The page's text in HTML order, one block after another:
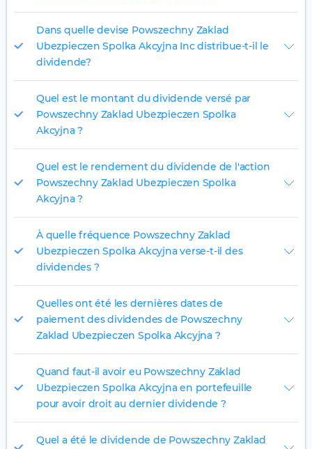
Dans quelle devise Powszechny Zaklad
Ubezpieczen Spolka Akcyjna Inc distribue-t-il le
dividende?
Quel est le montant du dividende versé par
Powszechny Zaklad Ubezpieczen Spolka
Akcyjna ?
Quel est le rendement du dividende de l'action
Powszechny Zaklad Ubezpieczen Spolka
Akcyjna ?
À quelle fréquence Powszechny Zaklad
Ubezpieczen Spolka Akcyjna verse-t-il des
dividendes ?
Quelles ont été les dernières dates de
paiement des dividendes de Powszechny
Zaklad Ubezpieczen Spolka Akcyjna ?
Quand faut-il avoir eu Powszechny Zaklad
Ubezpieczen Spolka Akcyjna en portefeuille
pour avoir droit au dernier dividende ?
Quel a été le dividende de Powszechny Zaklad